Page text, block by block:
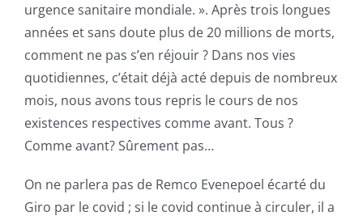
urgence sanitaire mondiale. ». Après trois longues
années et sans doute plus de 20 millions de morts,
comment ne pas s’en réjouir ? Dans nos vies
quotidiennes, c’était déjà acté depuis de nombreux
mois, nous avons tous repris le cours de nos
existences respectives comme avant. Tous ?
Comme avant? Sûrement pas…
On ne parlera pas de Remco Evenepoel écarté du
Giro par le covid ; si le covid continue à circuler, il a